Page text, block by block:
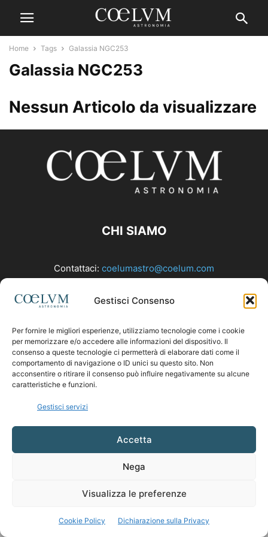
Gestisci Consenso
Per fornire le migliori esperienze, utilizziamo tecnologie come i cookie
per memorizzare e/o accedere alle informazioni del dispositivo. Il
consenso a queste tecnologie ci permetterà di elaborare dati come il
comportamento di navigazione o ID unici su questo sito. Non
acconsentire o ritirare il consenso può influire negativamente su alcune
caratteristiche e funzioni.
Gestisci servizi
Accetta
Nega
Visualizza le preferenze
Cookie Policy Dichiarazione sulla Privacy
Home Tags Galassia NGC253
Galassia NGC253
Nessun Articolo da visualizzare
CHI SIAMO
Contattaci: coelumastro@coelum.com
SEGUICI